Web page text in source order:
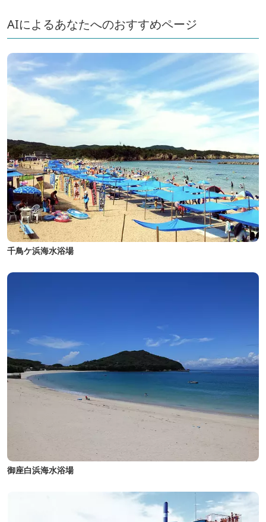
AIによるあなたへのおすすめページ
千鳥ケ浜海水浴場
御座白浜海水浴場